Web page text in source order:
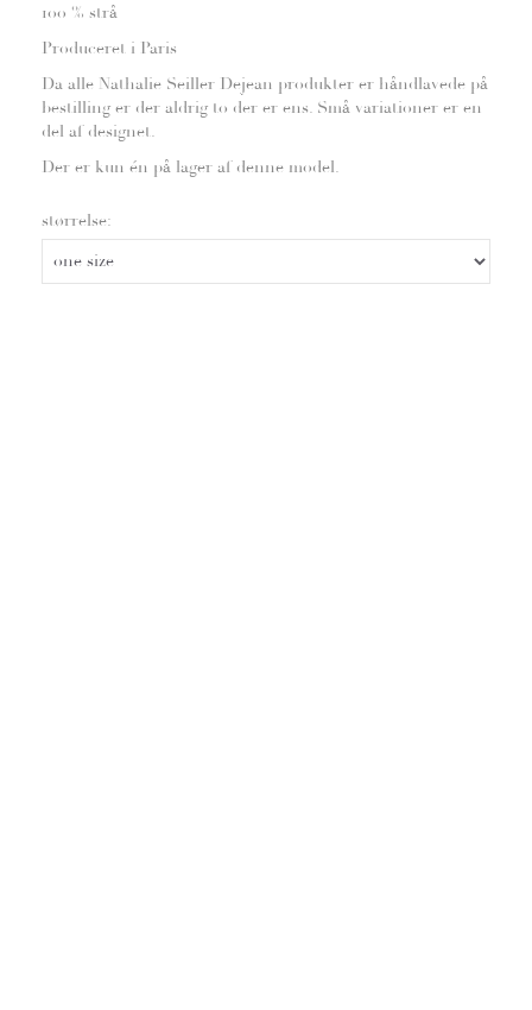
100 % strå
Produceret i Paris
Da alle Nathalie Seiller Dejean produkter er håndlavede på
bestilling er der aldrig to der er ens. Små variationer er en
del af designet.
Der er kun én på lager af denne model.
størrelse: